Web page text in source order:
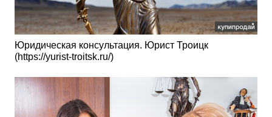
Юридическая консультация. Юрист Троицк
(https://yurist-troitsk.ru/)